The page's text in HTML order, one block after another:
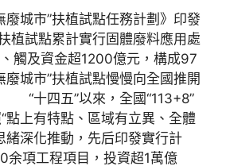
廢城市”扶植試點任務計劃》印發
植試點累計實行固體廢料應用處
觸及資金超1200億元，構成97
廢城市”扶植試點慢慢向全國推開
“十四五”以來，全國“113+8”
點上有特點、區域有立異、全體
緒深化推動，先后印發實行計
余項工程項目，投資超1萬億